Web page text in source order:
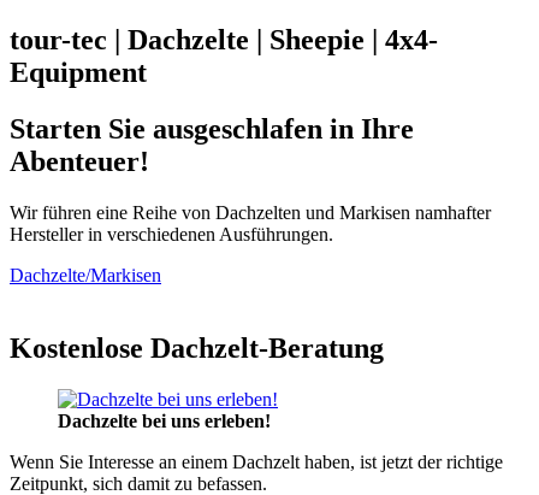
tour-tec | Dachzelte | Sheepie | 4x4-
Equipment
Starten Sie ausgeschlafen in Ihre
Abenteuer!
Wir führen eine Reihe von Dachzelten und Markisen namhafter
Hersteller in verschiedenen Ausführungen.
Dachzelte/Markisen
Kostenlose Dachzelt-Beratung
Dachzelte bei uns erleben!
Wenn Sie Interesse an einem Dachzelt haben, ist jetzt der richtige
Zeitpunkt, sich damit zu befassen.